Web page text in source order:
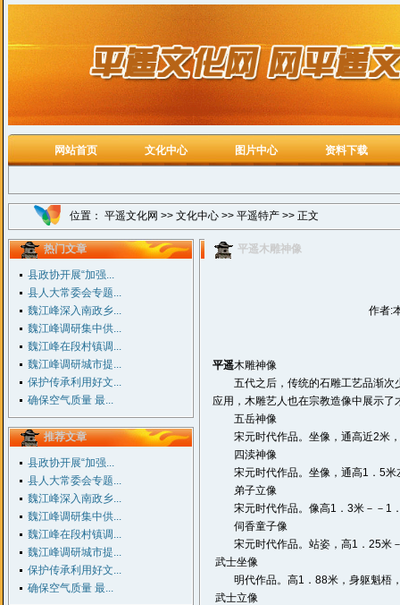
网站首页 文化中心 图片中心 资料下载
位置： 平遥文化网 >> 文化中心 >> 平遥特产 >> 正文
热门文章
县政协开展“加强...
县人大常委会专题...
魏江峰深入南政乡...
魏江峰调研集中供...
魏江峰在段村镇调...
魏江峰调研城市提...
保护传承利用好文...
确保空气质量 最...
推荐文章
县政协开展“加强...
县人大常委会专题...
魏江峰深入南政乡...
魏江峰调研集中供...
魏江峰在段村镇调...
魏江峰调研城市提...
保护传承利用好文...
确保空气质量 最...
平遥木雕神像
作者:
平遥木雕神像
五代之后，传统的石雕工艺品渐次
应用，木雕艺人也在宗教造像中展示
五岳神像
宋元时代作品。坐像，通高近2米，
四渎神像
宋元时代作品。坐像，通高1．5米
弟子立像
宋元时代作品。像高1．3米－－1．
伺香童子像
宋元时代作品。站姿，高1．25米－
武士坐像
明代作品。高1．88米，身躯魁梧
武士立像